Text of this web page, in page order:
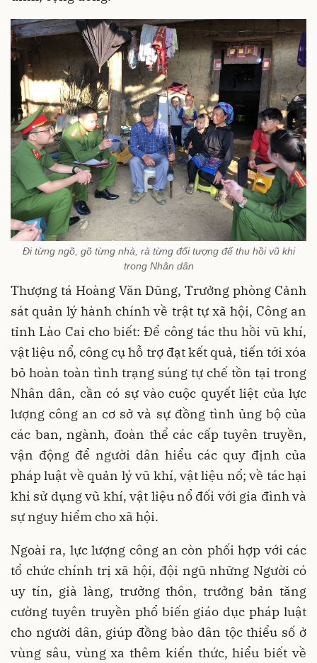
Đi từng ngõ, gõ từng nhà, rà từng đối tượng để thu hồi vũ khi
trong Nhân dân
Thượng tá Hoàng Văn Dũng, Trưởng phòng Cảnh
sát quản lý hành chính về trật tự xã hội, Công an
tỉnh Lào Cai cho biết: Để công tác thu hồi vũ khí,
vật liệu nổ, công cụ hỗ trợ đạt kết quả, tiến tới xóa
bỏ hoàn toàn tình trạng súng tự chế tồn tại trong
Nhân dân, cần có sự vào cuộc quyết liệt của lực
lượng công an cơ sở và sự đồng tình ủng bộ của
các ban, ngành, đoàn thể các cấp tuyên truyền,
vận động để người dân hiểu các quy định của
pháp luật về quản lý vũ khí, vật liệu nổ; về tác hại
khi sử dụng vũ khí, vật liệu nổ đối với gia đình và
sự nguy hiểm cho xã hội.
Ngoài ra, lực lượng công an còn phối hợp với các
tổ chức chính trị xã hội, đội ngũ những Người có
uy tín, già làng, trưởng thôn, trưởng bản tăng
cường tuyên truyền phổ biến giáo dục pháp luật
cho người dân, giúp đồng bào dân tộc thiểu số ở
vùng sâu, vùng xa thêm kiến thức, hiểu biết về